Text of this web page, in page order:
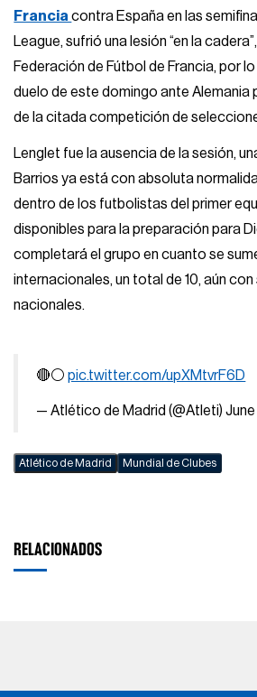
Franciacontra España en las
League, sufrió una lesión “en la
Federación de Fútbol de Francia, por lo
duelo de este domingo ante Alemania
de la citada competición de
Lenglet fue la ausencia de la sesión,
Barrios ya está con absoluta
dentro de los futbolistas del primer
disponibles para la preparación para
completará el grupo en cuanto se
internacionales, un total de 10, aún
nacionales.
🔴⚪️pic.twitter.com/upXMtvrF6D
— Atlético de Madrid (@Atleti)
Atlético de Madrid Mundial de Clubes
RELACIONADOS